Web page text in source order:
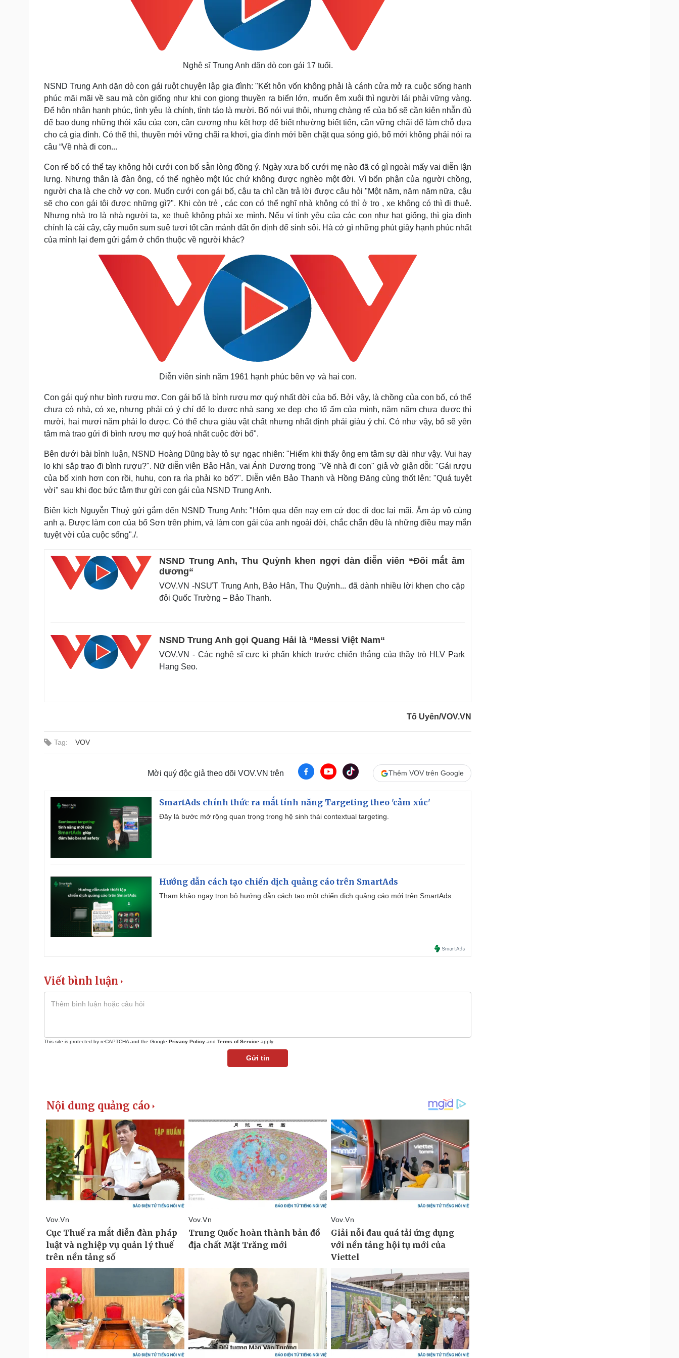
Nghệ sĩ Trung Anh dặn dò con gái 17 tuổi.
NSND Trung Anh dặn dò con gái ruột chuyện lập gia đình: "Kết hôn vốn không phải là cánh cửa mở ra cuộc sống hạnh
phúc mãi mãi về sau mà còn giống như khi con giong thuyền ra biển lớn, muốn êm xuôi thì người lái phải vững vàng.
Để hôn nhân hạnh phúc, tình yêu là chính, tỉnh táo là mười. Bố nói vui thôi, nhưng chàng rể của bố sẽ cần kiên nhẫn đủ
để bao dung những thói xấu của con, cần cương nhu kết hợp để biết nhường biết tiến, cần vững chãi để làm chỗ dựa
cho cả gia đình. Có thế thì, thuyền mới vững chãi ra khơi, gia đình mới bền chặt qua sóng gió, bố mới không phải nói ra
câu “Về nhà đi con...
Con rể bố có thể tay không hỏi cưới con bố sẵn lòng đồng ý. Ngày xưa bố cưới mẹ nào đã có gì ngoài mấy vai diễn lận
lưng. Nhưng thân là đàn ông, có thể nghèo một lúc chứ không được nghèo một đời. Vì bổn phận của người chồng,
người cha là che chở vợ con. Muốn cưới con gái bố, cậu ta chỉ cần trả lời được câu hỏi "Một năm, năm năm nữa, cậu
sẽ cho con gái tôi được những gì?". Khi còn trẻ , các con có thể nghĩ nhà không có thì ở trọ , xe không có thì đi thuê.
Nhưng nhà trọ là nhà người ta, xe thuê không phải xe mình. Nếu ví tình yêu của các con như hạt giống, thì gia đình
chính là cái cây, cây muốn sum suê tươi tốt cần mảnh đất ổn định để sinh sôi. Hà cớ gì những phút giây hạnh phúc nhất
của mình lại đem gửi gắm ở chốn thuộc về người khác?
Diễn viên sinh năm 1961 hạnh phúc bên vợ và hai con.
Con gái quý như bình rượu mơ. Con gái bố là bình rượu mơ quý nhất đời của bố. Bởi vậy, là chồng của con bố, có thể
chưa có nhà, có xe, nhưng phải có ý chí để lo được nhà sang xe đẹp cho tổ ấm của mình, năm năm chưa được thì
mười, hai mươi năm phải lo được. Có thể chưa giàu vật chất nhưng nhất định phải giàu ý chí. Có như vậy, bố sẽ yên
tâm mà trao gửi đi bình rươụ mơ quý hoá nhất cuộc đời bố".
Bên dưới bài bình luận, NSND Hoàng Dũng bày tỏ sự ngạc nhiên: "Hiếm khi thấy ông em tâm sự dài như vậy. Vui hay
lo khi sắp trao đi bình rượu?". Nữ diễn viên Bảo Hân, vai Ánh Dương trong "Về nhà đi con" giả vờ giận dỗi: "Gái rượu
của bố xinh hơn con rồi, huhu, con ra rìa phải ko bố?". Diễn viên Bảo Thanh và Hồng Đăng cùng thốt lên: "Quá tuyệt
vời" sau khi đọc bức tâm thư gửi con gái của NSND Trung Anh.
Biên kịch Nguyễn Thuỷ gửi gắm đến NSND Trung Anh: "Hôm qua đến nay em cứ đọc đi đọc lại mãi. Ấm áp vô cùng
anh ạ. Được làm con của bố Sơn trên phim, và làm con gái của anh ngoài đời, chắc chắn đều là những điều may mắn
tuyệt vời của cuộc sống"./.
NSND Trung Anh, Thu Quỳnh khen ngợi dàn diễn viên “Đôi mắt âm
dương“
VOV.VN -NSƯT Trung Anh, Bảo Hân, Thu Quỳnh... đã dành nhiều lời khen cho cặp
đôi Quốc Trường – Bảo Thanh.
NSND Trung Anh gọi Quang Hải là “Messi Việt Nam“
VOV.VN - Các nghệ sĩ cực kì phấn khích trước chiến thắng của thầy trò HLV Park
Hang Seo.
Tố Uyên/VOV.VN
Tag: VOV
Mời quý độc giả theo dõi VOV.VN trên Thêm VOV trên Google
SmartAds chính thức ra mắt tính năng Targeting theo 'cảm xúc'
Đây là bước mở rộng quan trọng trong hệ sinh thái contextual targeting.
Hướng dẫn cách tạo chiến dịch quảng cáo trên SmartAds
Tham khảo ngay trọn bộ hướng dẫn cách tạo một chiến dịch quảng cáo mới trên SmartAds.
Viết bình luận
This site is protected by reCAPTCHA and the Google Privacy Policy and Terms of Service apply.
Gửi tin